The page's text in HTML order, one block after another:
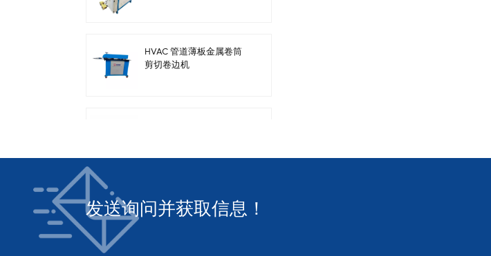
HVAC 管道薄板金属卷筒
剪切卷边机
方形暖通风管自动风管生
产线3
发送询问并获取信息！